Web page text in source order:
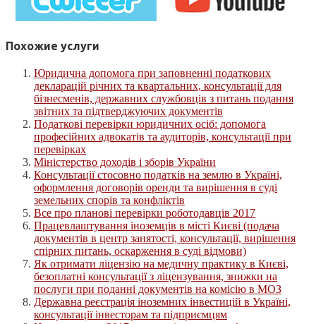
Похожие услуги
Юридична допомога при заповненні податкових
декларацій річних та квартальних, консультації для
бізнесменів, державних службовців з питань подання
звітних та підтверджуючих документів
Податкові перевірки юридичних осіб: допомога
професійних адвокатів та аудиторів, консультації при
перевірках
Міністерство доходів і зборів України
Консультації стосовно податків на землю в Україні,
оформлення договорів оренди та вирішення в суді
земельних спорів та конфліктів
Все про планові перевірки роботодавців 2017
Працевлаштування іноземців в місті Києві (подача
документів в центр занятості, консультації, вирішення
спірних питань, оскарження в суді відмови)
Як отримати ліцензію на медичну практику в Києві,
безоплатні консультації з ліцензування, знижки на
послуги при поданні документів на комісію в МОЗ
Державна реєстрація іноземних інвестицій в Україні,
консультації інвесторам та підприємцям